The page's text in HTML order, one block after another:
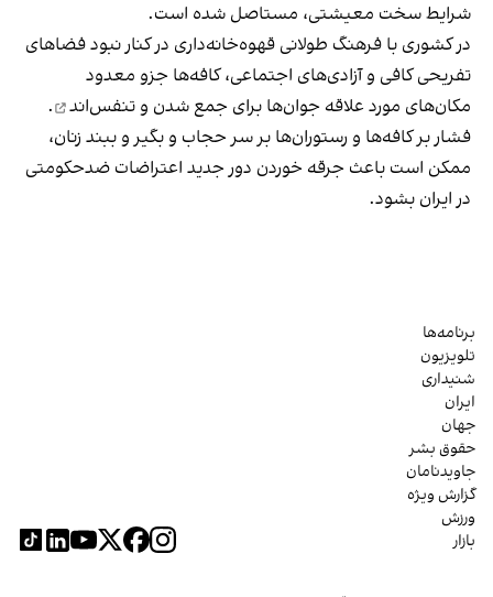
شرایط سخت معیشتی، مستاصل شده است.
در کشوری با فرهنگ طولانی قهوه‌‌خانه‌داری در کنار نبود فضاهای
تفریحی کافی و آزادی‌های اجتماعی، کافه‌ها جزو معدود
مکان‌های مورد علاقه جوان‌ها برای جمع شدن و تنفس‌اند
.
فشار بر کافه‌ها و رستوران‌ها بر سر حجاب و بگیر و ببند زنان،
ممکن است باعث جرقه خوردن دور جدید اعتراضات ضدحکومتی
در ایران بشود.
برنامه‌ها
تلویزیون
شنیداری
ایران
جهان
حقوق بشر
جاویدنامان
گزارش ویژه
ورزش
بازار